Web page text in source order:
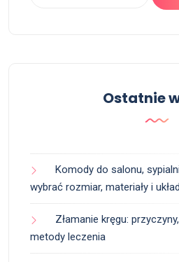
Ostatnie
Komody do salonu,
wybrać rozmiar, materiały i
Złamanie kręgu:
metody leczenia